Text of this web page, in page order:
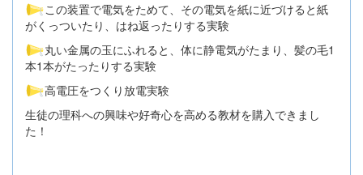
この装置で電気をためて、その電気を紙に近づけると紙
がくっついたり、はね返ったりする実験
丸い金属の玉にふれると、体に静電気がたまり、髪の毛1
本1本がたったりする実験
高電圧をつくり放電実験
生徒の理科への興味や好奇心を高める教材を購入できまし
た！